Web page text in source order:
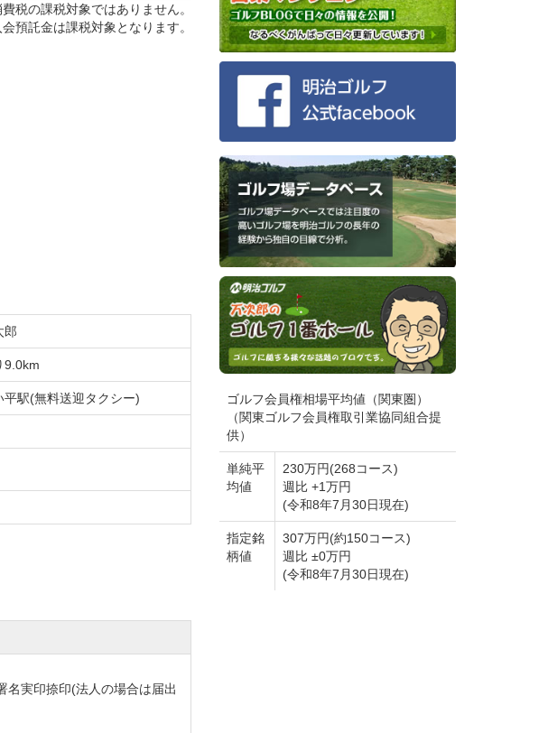
れています。
を活かした造りになっ
っかりとしたコースマ
す。
シャーとなるホールなど
したいコースです。
取手国際ゴルフ倶楽部
した気分で練習ができま
ト・高麗それぞれのグリ
税の課税対象ではありません。
預託金は課税対象となります。
9.0km
駅(無料送迎タクシー)
実印捺印(法人の場合は届出
ゴルフ会員権相場平均値（関東圏）
（関東ゴルフ会員権取引業協同組合提
供）
単純平
均値
230万円(268コース)
週比 +1万円
(令和8年7月30日現在)
指定銘
柄値
307万円(約150コース)
週比 ±0万円
(令和8年7月30日現在)